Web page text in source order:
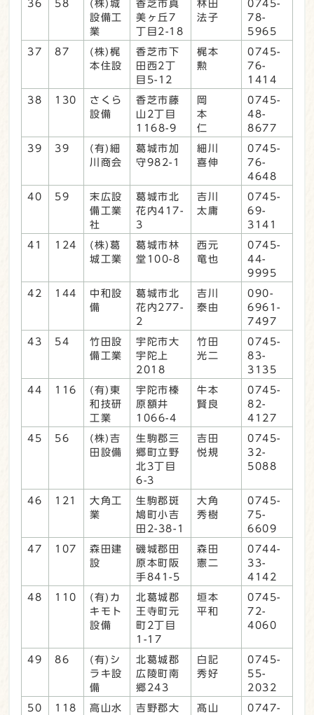
36 58
(株)城
設備工
業
香芝市真
美ヶ丘7
丁目2-18
林田
法子
0745-
78-
5965
37 87
(株)梶
本住設
香芝市下
田西2丁
目5-12
梶本
勲
0745-
76-
1414
38 130
さくら
設備
香芝市藤
山2丁目
1168-9
岡
本
仁
0745-
48-
8677
39 39
(有)細
川商会
葛城市加
守982-1
細川
喜伸
0745-
76-
4648
40 59
末広設
備工業
社
葛城市北
花内417-
3
吉川
太庸
0745-
69-
3141
41 124
(株)葛
城工業
葛城市林
堂100-8
西元
竜也
0745-
44-
9995
42 144
中和設
備
葛城市北
花内277-
2
吉川
泰由
090-
6961-
7497
43 54
竹田設
備工業
宇陀市大
宇陀上
2018
竹田
光二
0745-
83-
3135
44 116
(有)東
和技研
工業
宇陀市榛
原額井
1066-4
牛本
賢良
0745-
82-
4127
45 56
(株)吉
田設備
生駒郡三
郷町立野
北3丁目
6-3
吉田
悦規
0745-
32-
5088
46 121
大角工
業
生駒郡斑
鳩町小吉
田2-38-1
大角
秀樹
0745-
75-
6609
47 107
森田建
設
磯城郡田
原本町阪
手841-5
森田
憲二
0744-
33-
4142
48 110
(有)カ
キモト
設備
北葛城郡
王寺町元
町2丁目
1-17
垣本
平和
0745-
72-
4060
49 86
(有)シ
ラキ設
備
北葛城郡
広陵町南
郷243
白記
秀好
0745-
55-
2032
50 118
高山水
吉野郡大
髙山
0747-